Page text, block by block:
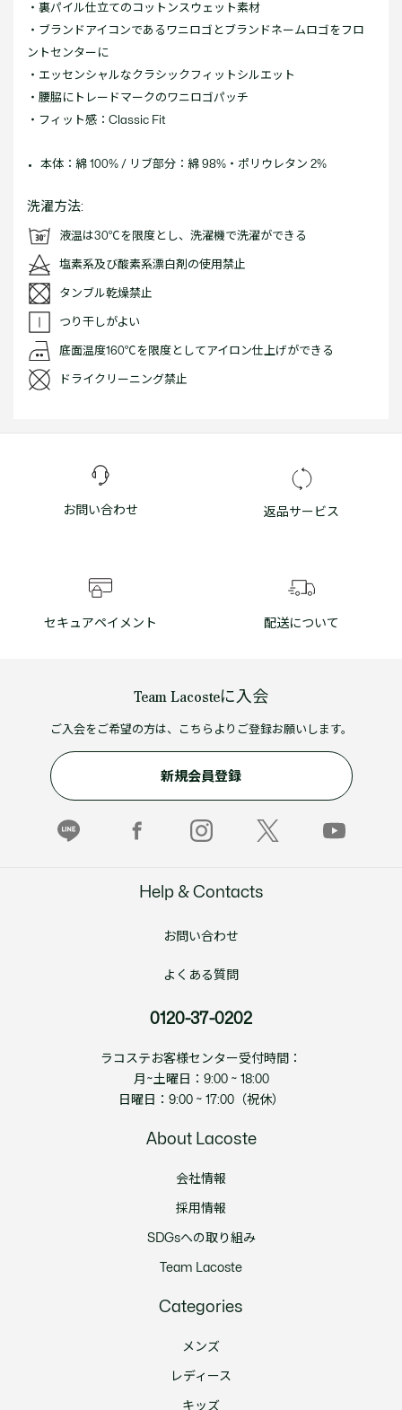
・裏パイル仕立てのコットンスウェット素材
・ブランドアイコンであるワニロゴとブランドネームロゴをフロ
ントセンターに
・エッセンシャルなクラシックフィットシルエット
・腰脇にトレードマークのワニロゴパッチ
・フィット感：Classic Fit
本体：綿 100% / リブ部分：綿 98%・ポリウレタン 2%
洗濯方法:
液温は30℃を限度とし、洗濯機で洗濯ができる
塩素系及び酸素系漂白剤の使用禁止
タンブル乾燥禁止
つり干しがよい
底面温度160℃を限度としてアイロン仕上げができる
ドライクリーニング禁止
お問い合わせ 返品サービス
セキュアペイメント 配送について
Team Lacosteに入会
ご入会をご希望の方は、こちらよりご登録お願いします。
新規会員登録
Help & Contacts
お問い合わせ
よくある質問
0120-37-0202
ラコステお客様センター受付時間：
月~土曜日：9:00 ~ 18:00
日曜日：9:00 ~ 17:00（祝休）
About Lacoste
会社情報
採用情報
SDGsへの取り組み
Team Lacoste
Categories
メンズ
レディース
キッズ